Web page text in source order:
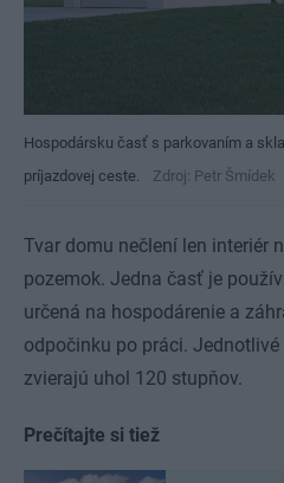
Hospodársku časť s parkovaním a
príjazdovej ceste.
Zdroj: Petr Šmídek
Tvar domu nečlení len interiér
pozemok. Jedna časť je
určená na hospodárenie a
odpočinku po práci.
zvierajú uhol 120 stupňov.
Prečítajte si tiež